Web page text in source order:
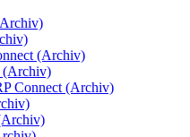
(Archiv)
(Archiv)
Connect (Archiv)